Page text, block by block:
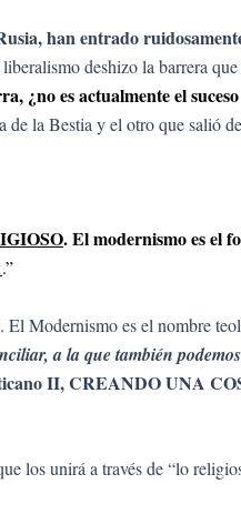
han entrado
deshizo la barrera
¿no es actualmente el
de la Bestia y el otro que salió
. El modernismo es el
.”
Modernismo es el nombre
a la que también
II, CREANDO UNA
los unirá a través de “lo